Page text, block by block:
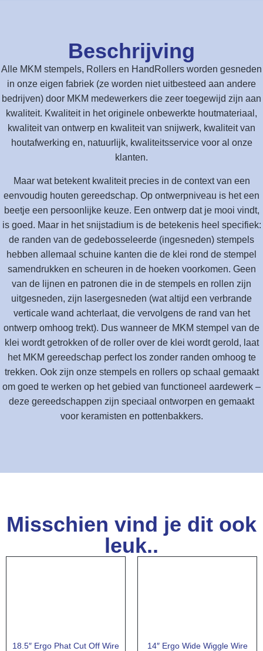
Beschrijving
Alle MKM stempels, Rollers en HandRollers worden gesneden
in onze eigen fabriek (ze worden niet uitbesteed aan andere
bedrijven) door MKM medewerkers die zeer toegewijd zijn aan
kwaliteit. Kwaliteit in het originele onbewerkte houtmateriaal,
kwaliteit van ontwerp en kwaliteit van snijwerk, kwaliteit van
houtafwerking en, natuurlijk, kwaliteitsservice voor al onze
klanten.
Maar wat betekent kwaliteit precies in de context van een
eenvoudig houten gereedschap. Op ontwerpniveau is het een
beetje een persoonlijke keuze. Een ontwerp dat je mooi vindt,
is goed. Maar in het snijstadium is de betekenis heel specifiek:
de randen van de gedebosseleerde (ingesneden) stempels
hebben allemaal schuine kanten die de klei rond de stempel
samendrukken en scheuren in de hoeken voorkomen. Geen
van de lijnen en patronen die in de stempels en rollen zijn
uitgesneden, zijn lasergesneden (wat altijd een verbrande
verticale wand achterlaat, die vervolgens de rand van het
ontwerp omhoog trekt). Dus wanneer de MKM stempel van de
klei wordt getrokken of de roller over de klei wordt gerold, laat
het MKM gereedschap perfect los zonder randen omhoog te
trekken. Ook zijn onze stempels en rollers op schaal gemaakt
om goed te werken op het gebied van functioneel aardewerk –
deze gereedschappen zijn speciaal ontworpen en gemaakt
voor keramisten en pottenbakkers.
Misschien vind je dit ook
leuk..
18.5″ Ergo Phat Cut Off Wire 14″ Ergo Wide Wiggle Wire